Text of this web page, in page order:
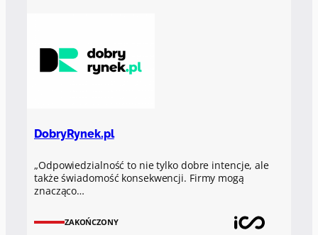
DobryRynek.pl
„Odpowiedzialność to nie tylko dobre intencje, ale
także świadomość konsekwencji. Firmy mogą
znacząco…
ZAKOŃCZONY